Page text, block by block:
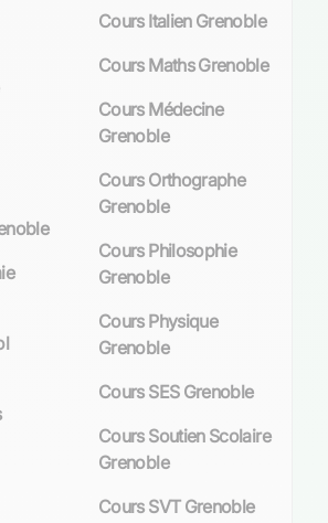
ateliers de conversation ou
organisés par les
pédagogiques
de tous niveaux de
des idiomes avec des
et innovantes.
et besoin en langues
un carrefour culturel où
internationaux,
et touristes du monde
culturelle crée un
à l’échange linguistique
le besoin croissant de
langues. Que ce soit pour
professionnelles avec des
ou pour s’enrichir
au contact d’autres cultures, la
Cours Italien Grenoble
Cours Maths Grenoble
Cours Médecine
Grenoble
Cours Orthographe
Grenoble
Cours Philosophie
Grenoble
Cours Physique
Grenoble
Cours SES Grenoble
Cours Soutien Scolaire
Grenoble
Cours SVT Grenoble